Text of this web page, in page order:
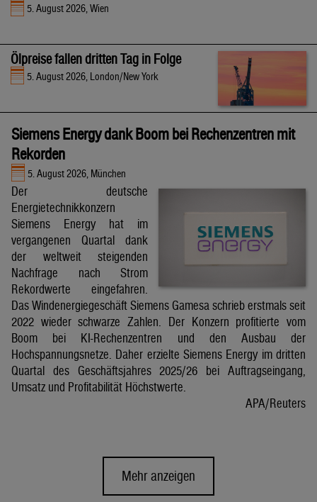
5. August 2026, Wien
Ölpreise fallen dritten Tag in Folge
5. August 2026, London/New York
Siemens Energy dank Boom bei Rechenzentren mit
Rekorden
5. August 2026, München
Der deutsche
Energietechnikkonzern
Siemens Energy hat im
vergangenen Quartal dank
der weltweit steigenden
Nachfrage nach Strom
Rekordwerte eingefahren.
Das Windenergiegeschäft Siemens Gamesa schrieb erstmals seit
2022 wieder schwarze Zahlen. Der Konzern profitierte vom
Boom bei KI-Rechenzentren und den Ausbau der
Hochspannungsnetze. Daher erzielte Siemens Energy im dritten
Quartal des Geschäftsjahres 2025/26 bei Auftragseingang,
Umsatz und Profitabilität Höchstwerte.
APA/Reuters
Mehr anzeigen